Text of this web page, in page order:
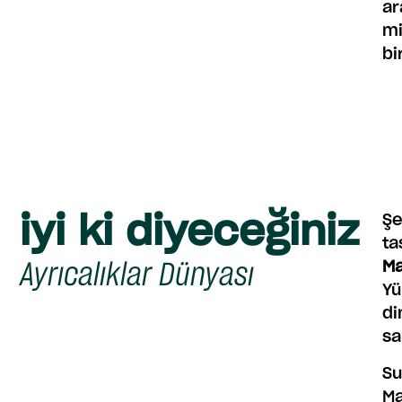
iyi ki diyeceğiniz
Ayrıcalıklar Dünyası